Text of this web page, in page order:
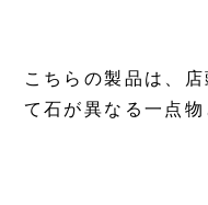
こちらの製品は、
て石が異なる一点